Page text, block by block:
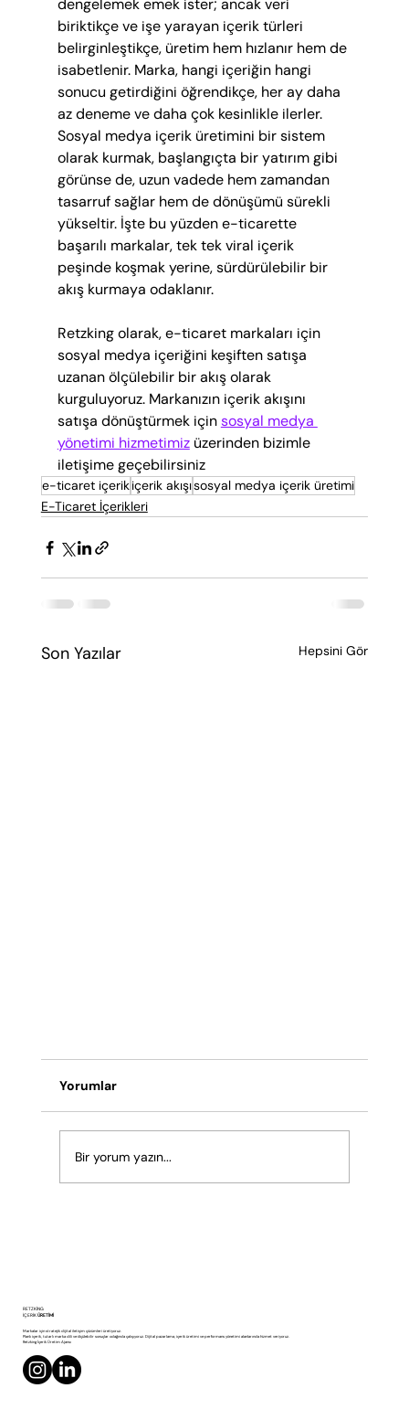
dengelemek emek ister; ancak veri
biriktikçe ve işe yarayan içerik türleri
belirginleştikçe, üretim hem hızlanır hem de
isabetlenir. Marka, hangi içeriğin hangi
sonucu getirdiğini öğrendikçe, her ay daha
az deneme ve daha çok kesinlikle ilerler.
Sosyal medya içerik üretimini bir sistem
olarak kurmak, başlangıçta bir yatırım gibi
görünse de, uzun vadede hem zamandan
tasarruf sağlar hem de dönüşümü sürekli
yükseltir. İşte bu yüzden e-ticarette
başarılı markalar, tek tek viral içerik
peşinde koşmak yerine, sürdürülebilir bir
akış kurmaya odaklanır.
Retzking olarak, e-ticaret markaları için
sosyal medya içeriğini keşiften satışa
uzanan ölçülebilir bir akış olarak
kurguluyoruz. Markanızın içerik akışını
satışa dönüştürmek için sosyal medya
yönetimi hizmetimiz üzerinden bizimle
iletişime geçebilirsiniz
e-ticaret içerikiçerik akışısosyal medya içerik üretimi
E-Ticaret İçerikleri
Son Yazılar Hepsini Gör
Yorumlar
Bir yorum yazın...
RETZKING
İÇERİKÜRETİMİ
Markalar için stratejik dijital iletişim çözümleri üretiyoruz.
Planlı içerik, tutarlı marka dili ve ölçülebilir sonuçlar odağında çalışıyoruz. Dijital pazarlama, içerik üretimi ve performans yönetimi alanlarında hizmet veriyoruz.
Retzking İçerik Üretim Ajansı